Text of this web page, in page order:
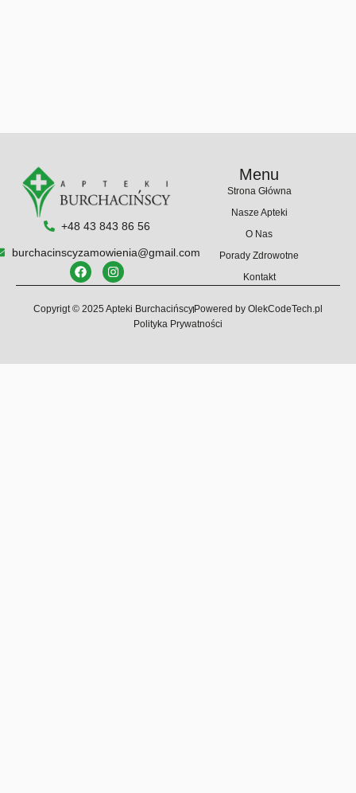
+48 43 843 86 56
burchacinscyzamowienia@gmail.com
Menu
Strona Główna
Nasze Apteki
O Nas
Porady Zdrowotne
Kontakt
Copyrigt © 2025 Apteki Burchacińscy Powered by OlekCodeTech.pl
Polityka Prywatności